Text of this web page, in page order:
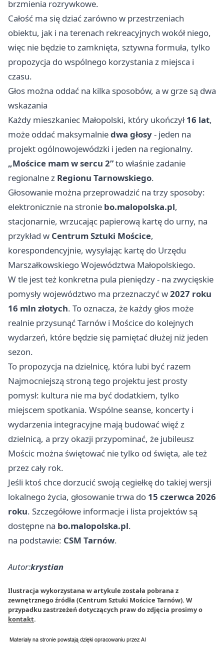
brzmienia rozrywkowe.
Całość ma się dziać zarówno w przestrzeniach
obiektu, jak i na terenach rekreacyjnych wokół niego,
więc nie będzie to zamknięta, sztywna formuła, tylko
propozycja do wspólnego korzystania z miejsca i
czasu.
Głos można oddać na kilka sposobów, a w grze są dwa
wskazania
Każdy mieszkaniec Małopolski, który ukończył16 lat,
może oddać maksymalniedwa głosy- jeden na
projekt ogólnowojewódzki i jeden na regionalny.
„Mościce mam w sercu 2”to właśnie zadanie
regionalne z Regionu Tarnowskiego.
Głosowanie można przeprowadzić na trzy sposoby:
elektronicznie na stronie bo.malopolska.pl,
stacjonarnie, wrzucając papierową kartę do urny, na
przykład w Centrum Sztuki Mościce,
korespondencyjnie, wysyłając kartę do Urzędu
Marszałkowskiego Województwa Małopolskiego.
W tle jest też konkretna pula pieniędzy - na zwycięskie
pomysły województwo ma przeznaczyć w2027 roku
16 mln złotych. To oznacza, że każdy głos może
realnie przysunąć Tarnów i Mościce do kolejnych
wydarzeń, które będzie się pamiętać dłużej niż jeden
sezon.
To propozycja na dzielnicę, która lubi być razem
Najmocniejszą stroną tego projektu jest prosty
pomysł: kultura nie ma być dodatkiem, tylko
miejscem spotkania. Wspólne seanse, koncerty i
wydarzenia integracyjne mają budować więź z
dzielnicą, a przy okazji przypominać, że jubileusz
Mościc można świętować nie tylko od święta, ale też
przez cały rok.
Jeśli ktoś chce dorzucić swoją cegiełkę do takiej wersji
lokalnego życia, głosowanie trwa do 15 czerwca 2026
roku. Szczegółowe informacje i lista projektów są
dostępne na bo.malopolska.pl.
na podstawie: CSM Tarnów.
Autor:krystian
Ilustracja wykorzystana w artykule została pobrana z
zewnętrznego źródła (Centrum Sztuki Mościce Tarnów). W
przypadku zastrzeżeń dotyczących praw do zdjęcia prosimy o
kontakt.